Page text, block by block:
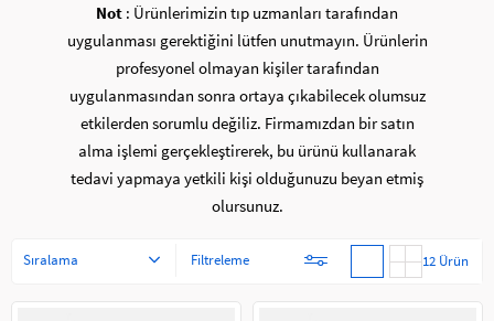
Not : Ürünlerimizin tıp uzmanları tarafından
uygulanması gerektiğini lütfen unutmayın. Ürünlerin
profesyonel olmayan kişiler tarafından
uygulanmasından sonra ortaya çıkabilecek olumsuz
etkilerden sorumlu değiliz. Firmamızdan bir satın
alma işlemi gerçekleştirerek, bu ürünü kullanarak
tedavi yapmaya yetkili kişi olduğunuzu beyan etmiş
olursunuz.
Filtreleme
Sıralama 12 Ürün